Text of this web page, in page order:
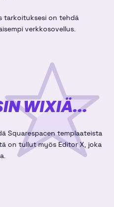
tarkoituksesi on tehdä
verkkosovellus.
WIXIÄ...
Squarespacen templaateista
on tullut myös Editor X, joka